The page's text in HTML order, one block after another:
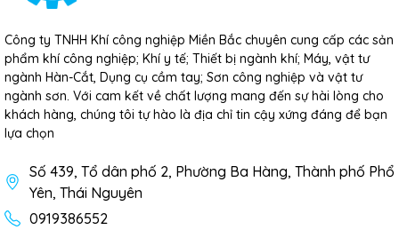
Công ty TNHH Khí công nghiệp Miền Bắc chuyên cung cấp các sản
phẩm khí công nghiệp; Khí y tế; Thiết bị ngành khí; Máy, vật tư
ngành Hàn-Cắt, Dụng cụ cầm tay; Sơn công nghiệp và vật tư
ngành sơn. Với cam kết về chất lượng mang đến sự hài lòng cho
khách hàng, chúng tôi tự hào là địa chỉ tin cậy xứng đáng để bạn
lựa chọn
Số 439, Tổ dân phố 2, Phường Ba Hàng, Thành phố Phổ
Yên, Thái Nguyên
0919386552